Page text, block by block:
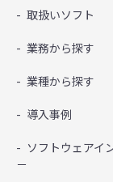
取扱いソフト
業務から探す
業種から探す
導入事例
ソフトウェアイ
－